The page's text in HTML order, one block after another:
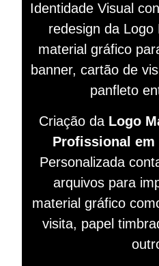
Identidade Visual
redesign da
material gráfico
banner, cartão de
panfleto
Criação da Logo
Profissional em
Personalizada
arquivos para
material gráfico
visita, papel